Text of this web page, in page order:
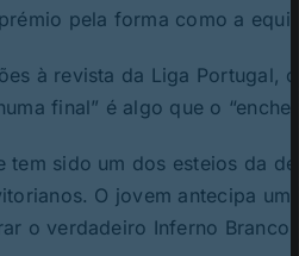
pela forma como a
à revista da Liga Portugal,
final” é algo que o “enche
tem sido um dos esteios da
O jovem antecipa
o verdadeiro Inferno Branco”.